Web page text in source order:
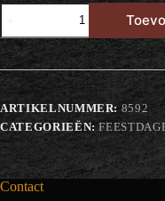
Sate
in
saus
aantal
ARTIKELNUMMER: 8592
CATEGORIEËN:
Contact